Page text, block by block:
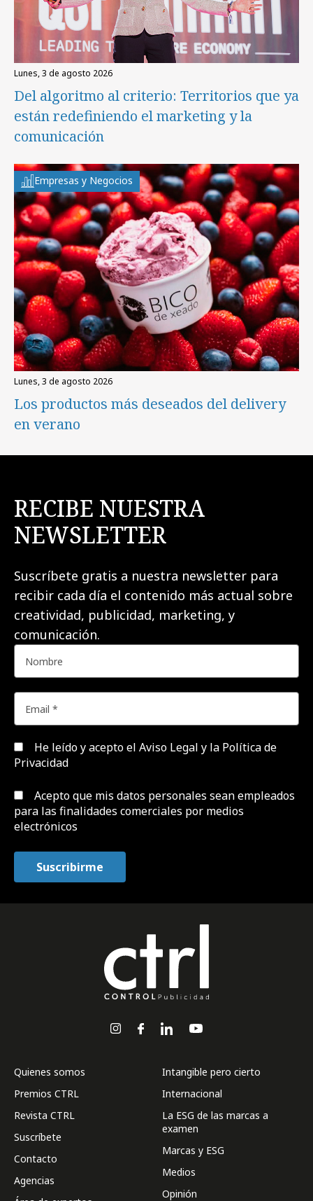
lunes, 3 de agosto 2026
Del algoritmo al criterio: Territorios que ya
están redefiniendo el marketing y la
comunicación
Empresas y Negocios
lunes, 3 de agosto 2026
Los productos más deseados del delivery
en verano
RECIBE NUESTRA
NEWSLETTER
Suscríbete gratis a nuestra newsletter para
recibir cada día el contenido más actual sobre
creatividad, publicidad, marketing, y
comunicación.
He leído y acepto el Aviso Legal y la Política de
Privacidad
Acepto que mis datos personales sean empleados
para las finalidades comerciales por medios
electrónicos
Quienes somos
Premios CTRL
Revista CTRL
Suscríbete
Contacto
Agencias
Intangible pero cierto
Internacional
La ESG de las marcas a
examen
Marcas y ESG
Medios
Opinión